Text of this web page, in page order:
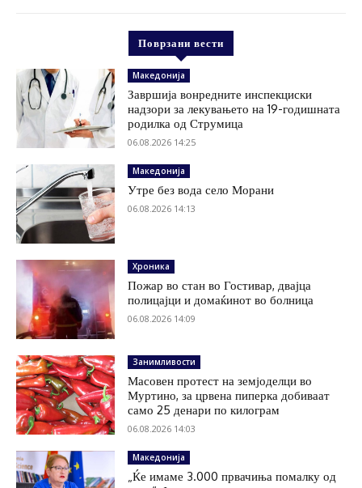
Поврзани вести
Македонија
Завршија вонредните инспекциски
надзори за лекувањето на 19-годишната
родилка од Струмица
06.08.2026 14:25
Македонија
Утре без вода село Морани
06.08.2026 14:13
Хроника
Пожар во стан во Гостивар, двајца
полицајци и домаќинот во болница
06.08.2026 14:09
Занимливости
Масовен протест на земјоделци во
Муртино, за црвена пиперка добиваат
само 25 денари по килограм
06.08.2026 14:03
Македонија
„Ќе имаме 3.000 првачиња помалку од